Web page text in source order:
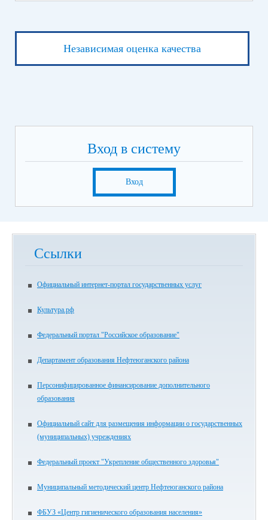
Независимая оценка качества
Вход в систему
Вход
Ссылки
Официальный интернет-портал государственных услуг
Культура.рф
Федеральный портал "Российское образование"
Департамент образования Нефтеюганского района
Персонифицированное финансирование дополнительного
образования
Официальный сайт для размещения информации о государственных
(муниципальных) учреждениях
Федеральный проект "Укрепление общественного здоровья"
Муниципальный методический центр Нефтеюганского района
ФБУЗ «Центр гигиенического образования населения»